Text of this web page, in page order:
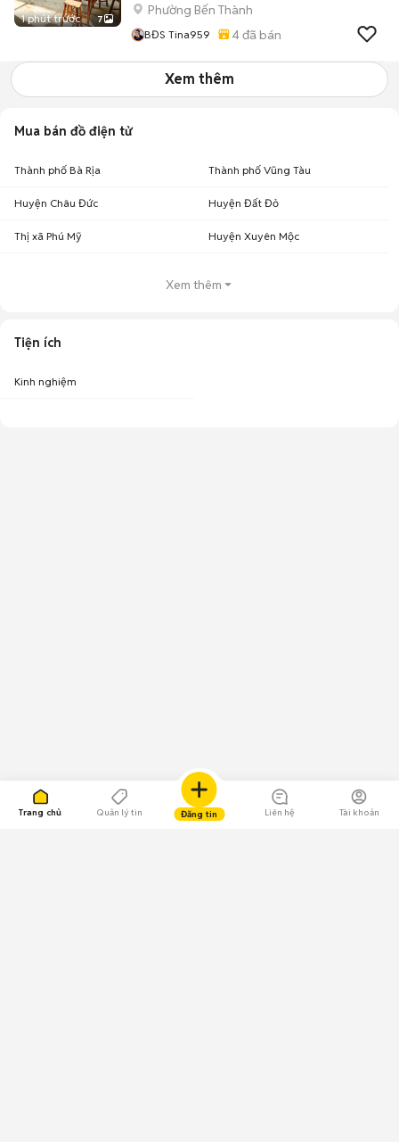
Trang chủ Quản lý tin Đăng tin Liên hệ Tài khoản
1 phút trước 7
Phường Bến Thành
BĐS Tina959 4đã bán
Xem thêm
Mua bán đồ điện tử
Thành phố Bà Rịa Thành phố Vũng Tàu
Huyện Châu Đức Huyện Đất Đỏ
Thị xã Phú Mỹ Huyện Xuyên Mộc
Xem thêm
Tiện ích
Kinh nghiệm